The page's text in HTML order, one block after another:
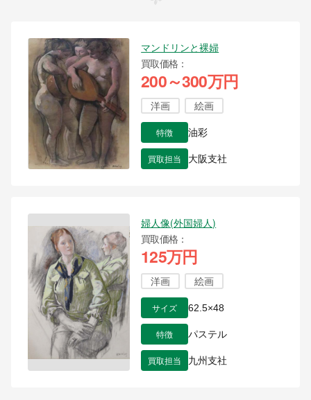
マンドリンと裸婦
買取価格
200～300万円
洋画 絵画
特徴 油彩
買取担当 大阪支社
婦人像(外国婦人)
買取価格
125万円
洋画 絵画
サイズ 62.5×48
特徴 パステル
買取担当 九州支社